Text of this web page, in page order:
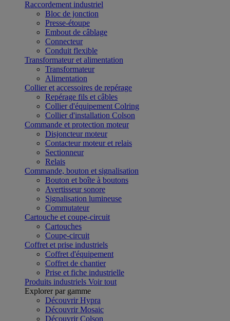
Raccordement industriel
Bloc de jonction
Presse-étoupe
Embout de câblage
Connecteur
Conduit flexible
Transformateur et alimentation
Transformateur
Alimentation
Collier et accessoires de repérage
Repérage fils et câbles
Collier d'équipement Colring
Collier d'installation Colson
Commande et protection moteur
Disjoncteur moteur
Contacteur moteur et relais
Sectionneur
Relais
Commande, bouton et signalisation
Bouton et boîte à boutons
Avertisseur sonore
Signalisation lumineuse
Commutateur
Cartouche et coupe-circuit
Cartouches
Coupe-circuit
Coffret et prise industriels
Coffret d'équipement
Coffret de chantier
Prise et fiche industrielle
Produits industriels Voir tout
Explorer par gamme
Découvrir Hypra
Découvrir Mosaic
Découvrir Colson